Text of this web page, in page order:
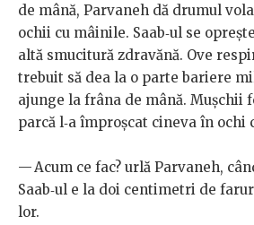
de mână, Parvaneh dă drumul
ochii cu mâinile. Saab‑ul se
altă smucitură zdravănă. Ove
trebuit să dea la o parte bariere
ajunge la frâna de mână. Mușchii
parcă l‑a împroșcat cineva în ochi
— Acum ce fac? urlă Parvaneh,
Saab‑ul e la doi centimetri de
lor.